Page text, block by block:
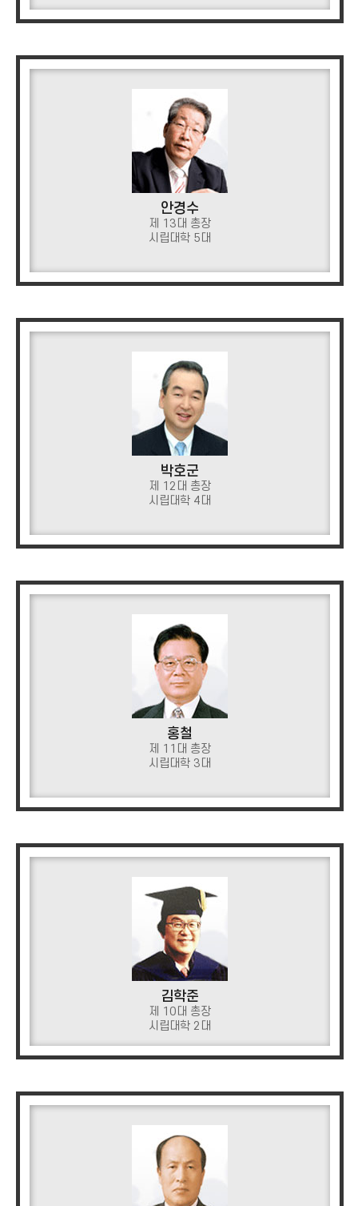
안경수
제 13대 총장
시립대학 5대
박호군
제 12대 총장
시립대학 4대
홍철
제 11대 총장
시립대학 3대
김학준
제 10대 총장
시립대학 2대